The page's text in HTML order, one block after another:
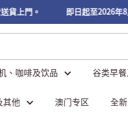
貨上門。 即日起至2026年
、咖啡及饮品 谷类早
其他 澳门专区 全